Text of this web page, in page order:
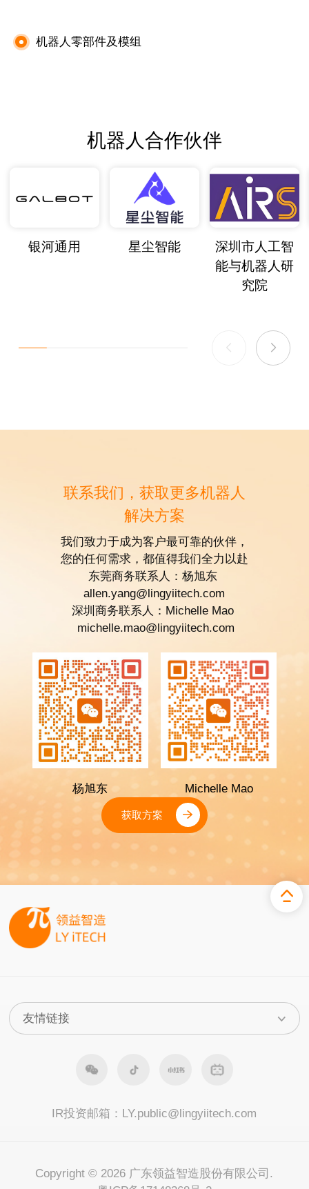
力。
机器人零部件及模组
机器人合作伙伴
银河通用 星尘智能
深圳市人工智
能与机器人研
究院
联系我们，获取更多机器人
解决方案
我们致力于成为客户最可靠的伙伴，
您的任何需求，都值得我们全力以赴
东莞商务联系人：杨旭东
allen.yang@lingyiitech.com
深圳商务联系人：Michelle Mao
michelle.mao@lingyiitech.com
杨旭东 Michelle Mao
获取方案
IR投资邮箱： LY.public@lingyiitech.com
Copyright © 2026 广东领益智造股份有限公司.